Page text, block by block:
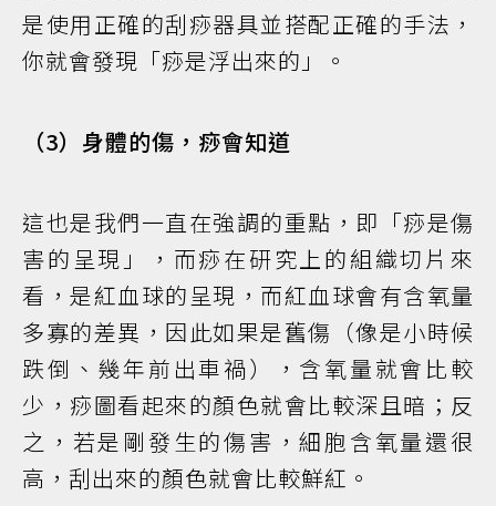
是使用正確的刮痧器具並搭配正確的手法，
你就會發現「痧是浮出來的」。
（3）身體的傷，痧會知道
這也是我們一直在強調的重點，即「痧是傷
害的呈現」，而痧在研究上的組織切片來
看，是紅血球的呈現，而紅血球會有含氧量
多寡的差異，因此如果是舊傷（像是小時候
跌倒、幾年前出車禍），含氧量就會比較
少，痧圖看起來的顏色就會比較深且暗；反
之，若是剛發生的傷害，細胞含氧量還很
高，刮出來的顏色就會比較鮮紅。